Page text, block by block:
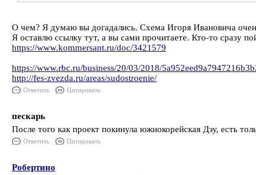
О чем? Я думаю вы догадались. Схема Игоря Ивановича
Я оставлю ссылку тут, а вы сами прочитаете. Кто-то сразу
https://www.kommersant.ru/doc/3421579
https://www.rbc.ru/business/20/03/2018/
http://fes-zvezda.ru/areas/sudostroenie/
Ответить Цитировать
пескарь
После того как проект покинула южнокорейская Дэу, есть
Ответить Цитировать
Робертино